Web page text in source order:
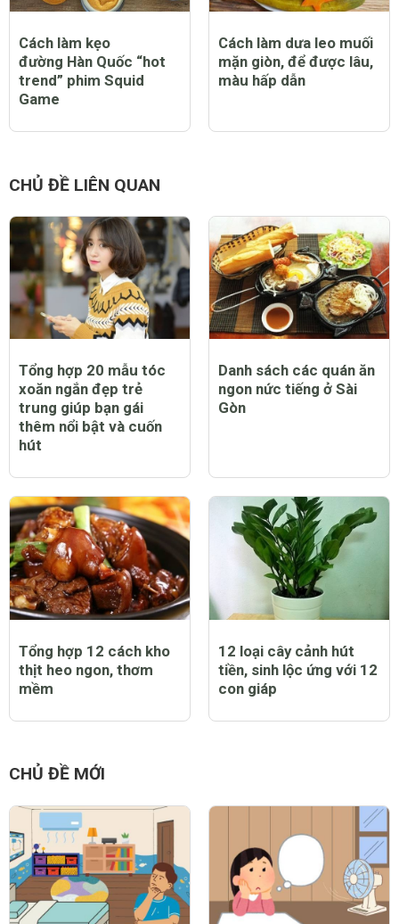
Cách làm kẹo
đường Hàn Quốc “hot
trend” phim Squid
Game
Cách làm dưa leo muối
mặn giòn, để được lâu,
màu hấp dẫn
CHỦ ĐỀ LIÊN QUAN
Tổng hợp 20 mẫu tóc
xoăn ngắn đẹp trẻ
trung giúp bạn gái
thêm nổi bật và cuốn
hút
Danh sách các quán ăn
ngon nức tiếng ở Sài
Gòn
Tổng hợp 12 cách kho
thịt heo ngon, thơm
mềm
12 loại cây cảnh hút
tiền, sinh lộc ứng với 12
con giáp
CHỦ ĐỀ MỚI